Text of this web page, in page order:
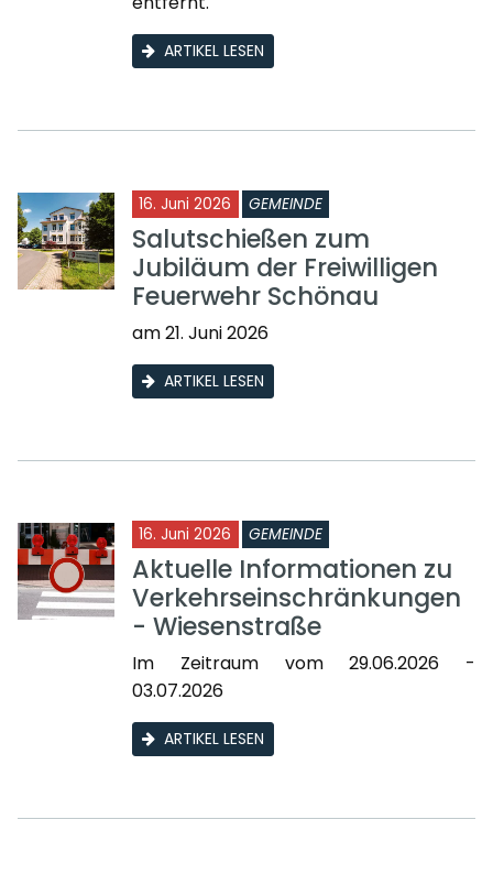
ARTIKEL LESEN
16. Juni 2026 GEMEINDE
Salutschießen zum
Jubiläum der Freiwilligen
Feuerwehr Schönau
am 21. Juni 2026
ARTIKEL LESEN
16. Juni 2026 GEMEINDE
Aktuelle Informationen zu
Verkehrseinschränkungen
- Wiesenstraße
Im Zeitraum vom 29.06.2026 -
03.07.2026
ARTIKEL LESEN